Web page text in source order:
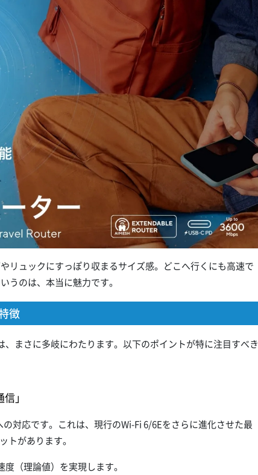
リュックにすっぽり収まるサイズ感。どこへ行くにも高速で
うのは、本当に魅力です。
徴
まさに多岐にわたります。以下のポイントが特に注目すべき
」
の対応です。これは、現行のWi-Fi 6/6Eをさらに進化させた最
トがあります。
（理論値）を実現します。